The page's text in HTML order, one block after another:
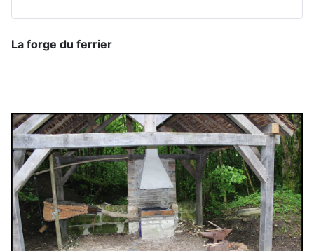
La forge du ferrier